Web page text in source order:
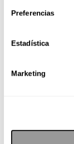
Preferencias
Estadística
Marketing